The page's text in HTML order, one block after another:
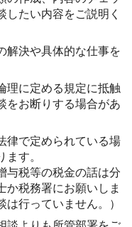
したい内容をご説明く
解決や具体的な仕事を
理に定める規定に抵触
をお断りする場合があ
律で定められている場
す。
与税等の税金の話は分
か税務署にお願いしま
行っていません。）